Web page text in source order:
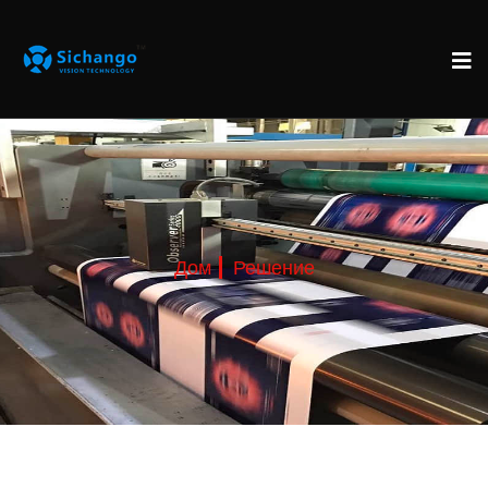
Дом Решение